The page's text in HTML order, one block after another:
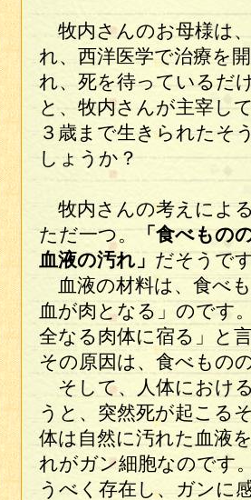
牧内さんのお母様は
れ、西洋医学で治療を
れ、死を待っているだ
と、牧内さんが主宰し
３歳まで生きられたそ
しょうか？
牧内さんの考えによ
ただ一つ。
「食べもの
血液の汚れ」 だそうで
血液の材料は、食べ
血が肉となる」のです
全なる肉体に宿る」と
その原因は、食べもの
そして、人体におけ
うと、突然死が起こる
体は自然に汚れた血液
れがガン細胞なのです
うべく存在し、ガンに